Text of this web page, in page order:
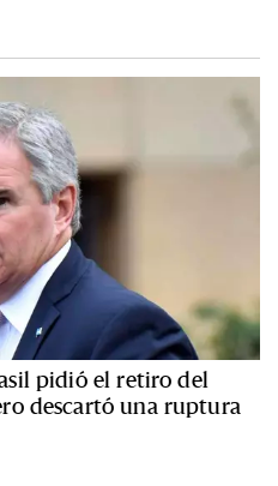
pidió el retiro del
descartó una ruptura